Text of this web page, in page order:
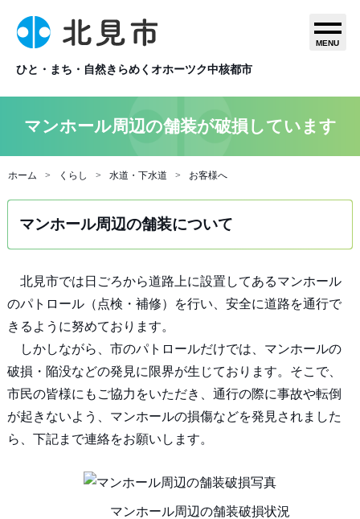
ひと・まち・自然きらめくオホーツク中核都市
MENU
マンホール周辺の舗装が破損しています
ホーム くらし 水道・下水道 お客様へ
マンホール周辺の舗装について
北見市では日ごろから道路上に設置してあるマンホール
のパトロール（点検・補修）を行い、安全に道路を通行で
きるように努めております。
しかしながら、市のパトロールだけでは、マンホールの
破損・陥没などの発見に限界が生じております。そこで、
市民の皆様にもご協力をいただき、通行の際に事故や転倒
が起きないよう、マンホールの損傷などを発見されました
ら、下記まで連絡をお願いします。
マンホール周辺の舗装破損状況